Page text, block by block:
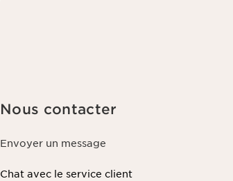
Nous contacter
Envoyer un message
Chat avec le service client